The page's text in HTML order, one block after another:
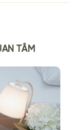
TÂM